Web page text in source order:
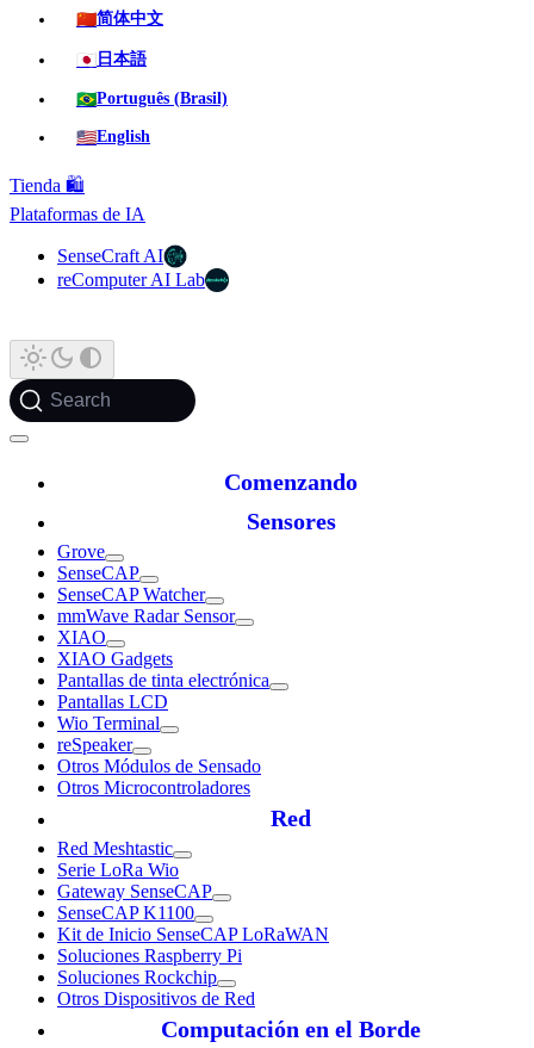
🇨🇳简体中文
🇯🇵 日本語
🇧🇷Português (Brasil)
🇺🇸English
Tienda 🛍️
Plataformas de IA
SenseCraft AI
reComputer AI Lab
Search
Comenzando
Sensores
Grove
SenseCAP
SenseCAP Watcher
mmWave Radar Sensor
XIAO
XIAO Gadgets
Pantallas de tinta electrónica
Pantallas LCD
Wio Terminal
reSpeaker
Otros Módulos de Sensado
Otros Microcontroladores
Red
Red Meshtastic
Serie LoRa Wio
Gateway SenseCAP
SenseCAP K1100
Kit de Inicio SenseCAP LoRaWAN
Soluciones Raspberry Pi
Soluciones Rockchip
Otros Dispositivos de Red
Computación en el Borde